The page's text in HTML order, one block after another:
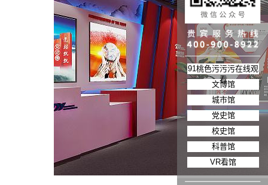
91桃色污污污在线观
看
文博馆
城市馆
党史馆
校史馆
科普馆
VR看馆